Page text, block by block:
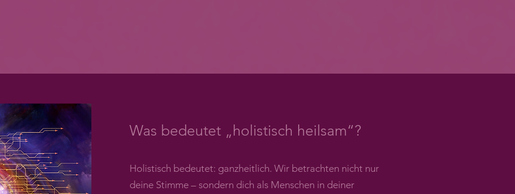
Was bedeutet „holistisch heilsam“?
Holistisch bedeutet: ganzheitlich. Wir betrachten nicht nur
deine Stimme – sondern dich als Menschen in deiner